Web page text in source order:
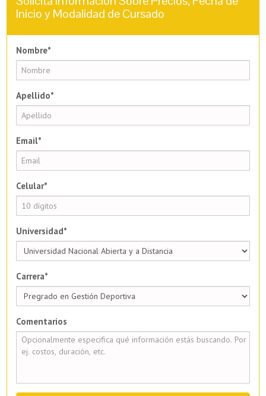
Inicio y Modalidad de Cursado
Nombre*
Apellido*
Email*
Celular*
Universidad*
Carrera*
Comentarios